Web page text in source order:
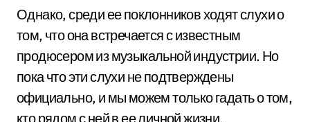
Однако, среди ее поклонников ходят слухи о
том, что она встречается с известным
продюсером из музыкальной индустрии. Но
пока что эти слухи не подтверждены
официально, и мы можем только гадать о том,
кто рядом с ней в ее личной жизни.